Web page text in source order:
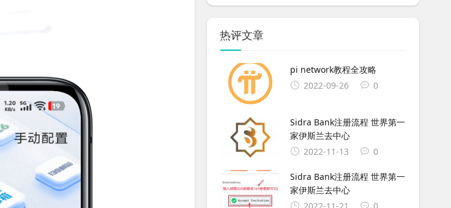
热评文章
pi network教程全攻略
2022-09-26
0
Sidra Bank注册流程 世界第一
家伊斯兰去中心
2022-11-13
0
Sidra Bank注册流程 世界第一
家伊斯兰去中心